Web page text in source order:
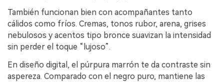
También funcionan bien con acompañantes tanto
cálidos como fríos. Cremas, tonos rubor, arena, grises
nebulosos y acentos tipo bronce suavizan la intensidad
sin perder el toque “lujoso”.
En diseño digital, el púrpura marrón te da contraste sin
aspereza. Comparado con el negro puro, mantiene las